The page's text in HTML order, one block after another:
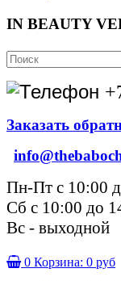
IN BEAUTY
Заказать
Пн-Пт с 10:00
Сб с 10:00 до
Вс - выходной
0 Корзина: 0 руб